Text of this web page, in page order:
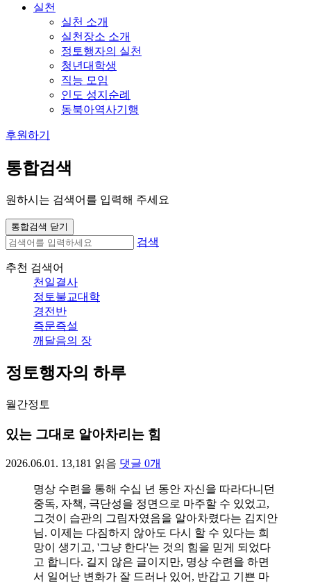
실천
실천 소개
실천장소 소개
정토행자의 실천
청년대학생
직능 모임
인도 성지순례
동북아역사기행
후원하기
통합검색
원하시는 검색어를 입력해 주세요
통합검색 닫기
검색
추천 검색어
천일결사
정토불교대학
경전반
즉문즉설
깨달음의 장
정토행자의 하루
월간정토
있는 그대로 알아차리는 힘
2026.06.01. 13,181 읽음 댓글 0개
명상 수련을 통해 수십 년 동안 자신을 따라다니던
중독, 자책, 극단성을 정면으로 마주할 수 있었고,
그것이 습관의 그림자였음을 알아차렸다는 김지안
님. 이제는 다짐하지 않아도 다시 할 수 있다는 희
망이 생기고, '그냥 한다'는 것의 힘을 믿게 되었다
고 합니다. 길지 않은 글이지만, 명상 수련을 하면
서 일어난 변화가 잘 드러나 있어, 반갑고 기쁜 마